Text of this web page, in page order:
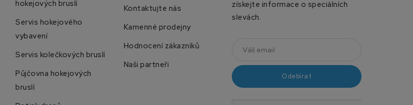
hokejových bruslí
Servis hokejového
vybavení
Servis kolečkových bruslí
Půjčovna hokejových
bruslí
Kontaktujte nás
Kamenné prodejny
Hodnocení zákazníků
Naši partneři
získejte informace o speciálních
slevách.